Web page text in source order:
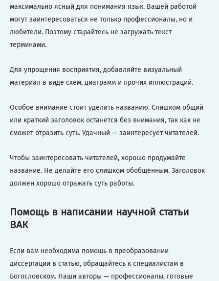
максимально ясный для понимания язык. Вашей работой
могут заинтересоваться не только профессионалы, но и
любители. Поэтому старайтесь не загружать текст
терминами.
Для упрощения восприятия, добавляйте визуальный
материал в виде схем, диаграмм и прочих иллюстраций.
Особое внимание стоит уделить названию. Слишком общий
или краткий заголовок останется без внимания, так как не
сможет отразить суть. Удачный — заинтересует читателей.
Чтобы заинтересовать читателей, хорошо продумайте
название. Не делайте его слишком обобщенным. Заголовок
должен хорошо отражать суть работы.
Помощь в написании научной статьи
ВАК
Если вам необходима помощь в преобразовании
диссертации в статью, обращайтесь к специалистам в
Богословском. Наши авторы — профессионалы, готовые